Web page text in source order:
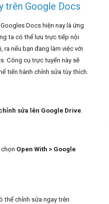
trên Google Docs
Docs hiện nay là ứng
ta có thể lưu trực tiếp nội
ra nếu bạn đang làm việc với
Công cụ trực tuyến này sẽ
tiến hành chỉnh sửa tùy thích.
sửa lên Google Drive.
Open With > Google
thể chỉnh sửa ngay trên